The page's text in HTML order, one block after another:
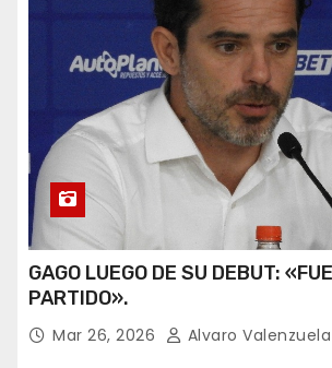
GAGO LUEGO DE SU DEBUT:
PARTIDO».
Mar 26, 2026 Alvaro Valenzuela